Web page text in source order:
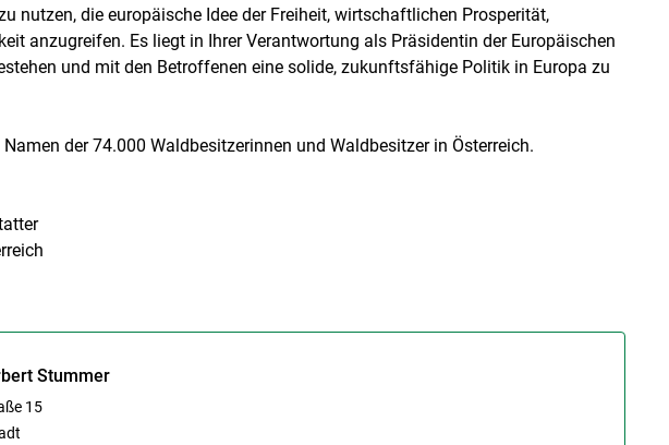
nutzen, die europäische Idee der Freiheit, wirtschaftlichen Prosperität,
anzugreifen. Es liegt in Ihrer Verantwortung als Präsidentin der Europäischen
und mit den Betroffenen eine solide, zukunftsfähige Politik in Europa zu
der 74.000 Waldbesitzerinnen und Waldbesitzer in Österreich.
Stummer
15